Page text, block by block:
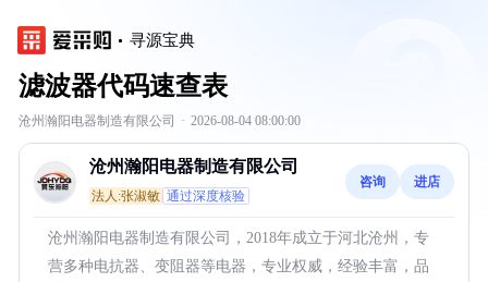
寻源宝典
滤波器代码速查表
沧州瀚阳电器制造有限公司 · 2026-08-04 08:00:00
沧州瀚阳电器制造有限公司
法人:张淑敏 通过深度核验
咨询 进店
沧州瀚阳电器制造有限公司，2018年成立于河北沧州，专
营多种电抗器、变阻器等电器，专业权威，经验丰富，品